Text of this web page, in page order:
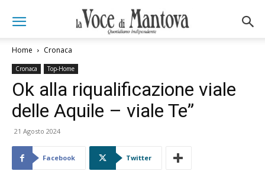
Home Cronaca
Cronaca Top-Home
Ok alla riqualificazione viale
delle Aquile – viale Te”
21 Agosto 2024
Facebook Twitter